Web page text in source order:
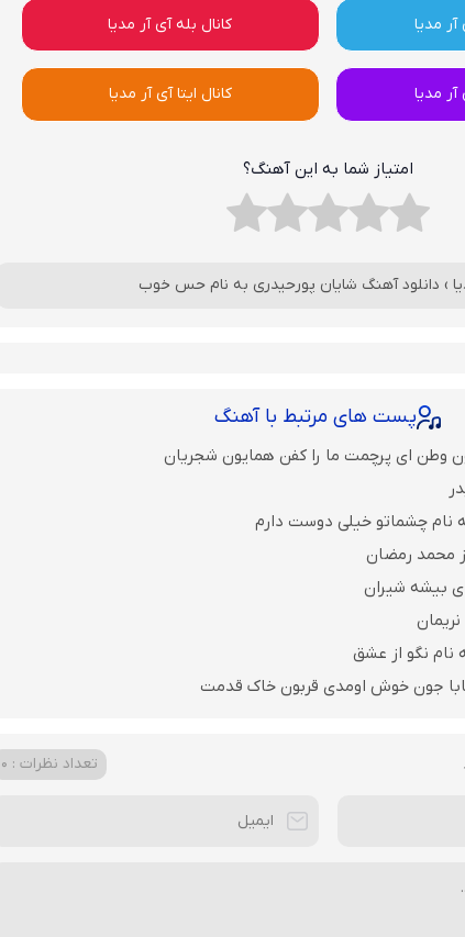
آر مدیا کانال بله آی آر مدیا
آر مدیا کانال ایتا آی آر مدیا
امتیاز شما به این آهنگ؟
› دانلود آهنگ شایان پورحیدری به نام حس خوب
پست های مرتبط با آهنگ
وطن ای پرچمت ما را کفن همایون شجریان
نام چشماتو خیلی دوست دارم
محمد رمضان
بیشه شیران
نام نگو از عشق
جون خوش اومدی قربون خاک قدمت
تعداد نظرات : 0